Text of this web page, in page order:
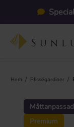
Hoppa till huvudinnehåll
Hem / Plisségardiner /
Måttanpassad
Premium
Hoppa över